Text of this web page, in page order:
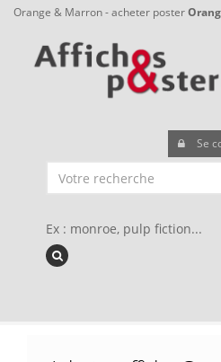
Orange & Marron - acheter poster
Se
Ex : monroe, pulp fiction...